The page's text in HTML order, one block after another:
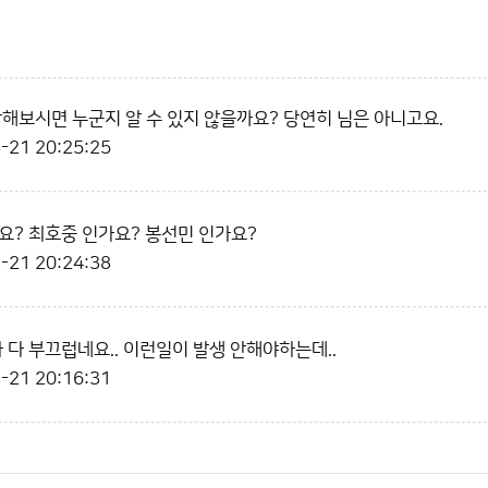
보시면 누군지 알 수 있지 않을까요? 당연히 님은 아니고요.
21 20:25:25
? 최호중 인가요? 봉선민 인가요?
21 20:24:38
다 부끄럽네요.. 이런일이 발생 안해야하는데..
21 20:16:31